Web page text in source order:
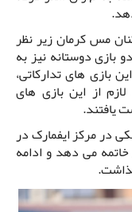
مس کرمان زیر نظر
بازی دوستانه نیز به
بازی های تدارکاتی،
از این بازی های
یافتند.
در مرکز ایفمارک در
می دهد و ادامه